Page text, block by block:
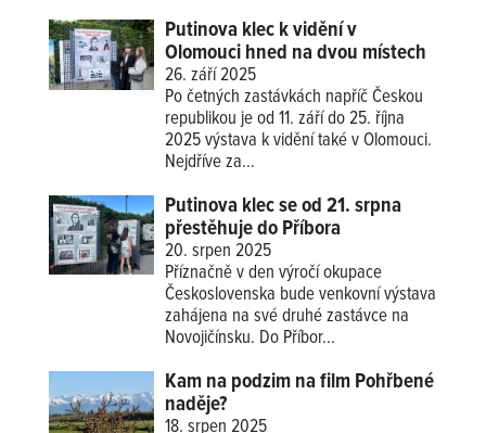
Putinova klec k vidění v
Olomouci hned na dvou místech
26. září 2025
Po četných zastávkách napříč Českou
republikou je od 11. září do 25. října
2025 výstava k vidění také v Olomouci.
Nejdříve za...
Putinova klec se od 21. srpna
přestěhuje do Příbora
20. srpen 2025
Příznačně v den výročí okupace
Československa bude venkovní výstava
zahájena na své druhé zastávce na
Novojičínsku. Do Příbor...
Kam na podzim na film Pohřbené
naděje?
18. srpen 2025